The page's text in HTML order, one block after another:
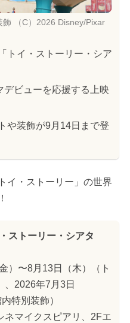
（C）2026 Disney/Pixar
トイ・ストーリー・シア
ビューを応援する上映
や装飾が9月14日まで登
イ・ストーリー」の世界
ストーリー・シアタ
）〜8月13日（木）（ト
、2026年7月3日
特別装飾）
ネマイクスピアリ、2Fエ